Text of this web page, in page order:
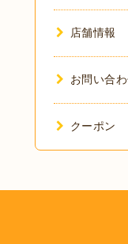
店舗情報
お問い合
クーポン